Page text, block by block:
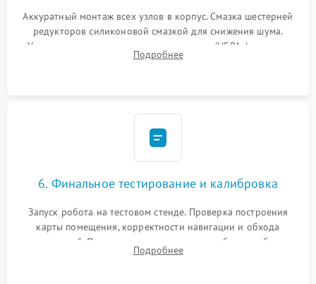
Аккуратный монтаж всех узлов в корпус. Смазка шестерней
редукторов силиконовой смазкой для снижения шума.
Установка новых расходных материалов (HEPA-фильтров,
микрофибры, щеток). Надежная фиксация разъемов и
Подробнее
6. Финальное тестирование и калибровка
Запуск робота на тестовом стенде. Проверка построения
карты помещения, корректности навигации и обхода
препятствий. Оценка силы всасывания и работы турбины.
Тестирование автоматического возврата на док-станцию и
Подробнее